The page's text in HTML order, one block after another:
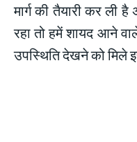
मार्ग की तैयारी कर ली
रहा तो हमें शायद आने
उपस्थिति देखने को मिले